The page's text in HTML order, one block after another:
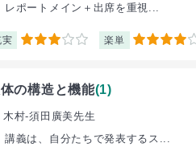
レポートメイン＋出席を重視...
実 3 楽単 4
体の構造と機能(1)
木村‐須田廣美先生
講義は、自分たちで発表するス...